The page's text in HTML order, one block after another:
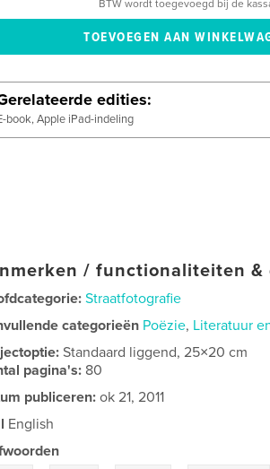
BTW wordt toegevoegd bij de
edities
book, Apple iPad-indeling
/ functionaliteiten &
Straatfotografie
categorieën Poëzie, Literatuur
Standaard liggend, 25×20 cm
pagina's: 80
publiceren: ok 21, 2011
English